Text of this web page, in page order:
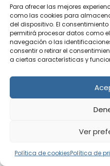
Para ofrecer las mejores
como las cookies para
del dispositivo. El
permitirá procesar datos como
navegación o las
consentir o retirar el
a ciertas características y
Ver
Política de cookiesPolítica de
duro SSD/
Sistemas Operativos
tan solo tienes que
añadir las imágenes ISO
TeamViewer
particular
convertido en una gran
a día. Ya sea para
remotamente para